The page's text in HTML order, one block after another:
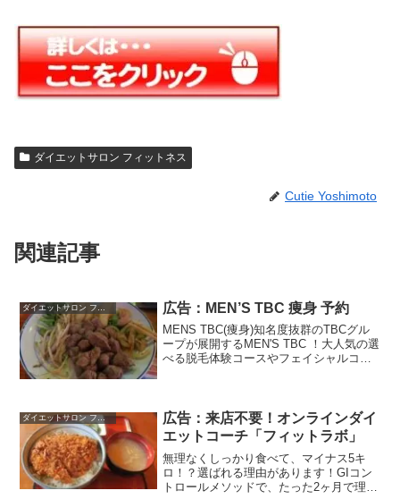
ダイエットサロン フィットネス
Cutie Yoshimoto
関連記事
広告：MEN’S TBC 痩身 予約
MENS TBC(痩身)知名度抜群のTBCグル
ープが展開するMEN'S TBC ！大人気の選
べる脱毛体験コースやフェイシャルコー
ダイエットサロン フィットネス
広告：来店不要！オンラインダイ
エットコーチ「フィットラボ」
無理なくしっかり食べて、マイナス5キ
ロ！？選ばれる理由があります！GIコン
トロールメソッドで、たった2ヶ月で理想